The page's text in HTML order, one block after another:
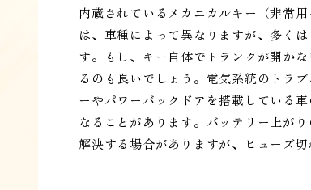
内蔵されているメカニカルキー（非常
は、車種によって異なりますが、多く
す。もし、キー自体でトランクが開か
るのも良いでしょう。電気系統のトラ
ーやパワーバックドアを搭載している
なることがあります。バッテリー上が
解決する場合がありますが、ヒューズ切